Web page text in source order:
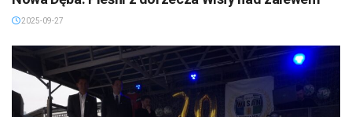
2025-09-27